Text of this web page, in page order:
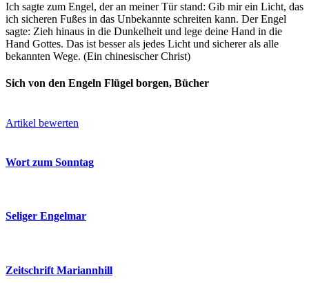
Ich sagte zum Engel, der an meiner Tür stand: Gib mir ein Licht, das
ich sicheren Fußes in das Unbekannte schreiten kann. Der Engel
sagte: Zieh hinaus in die Dunkelheit und lege deine Hand in die
Hand Gottes. Das ist besser als jedes Licht und sicherer als alle
bekannten Wege. (Ein chinesischer Christ)
Sich von den Engeln Flügel borgen, Bücher
Artikel bewerten
Wort zum Sonntag
Seliger Engelmar
Zeitschrift Mariannhill